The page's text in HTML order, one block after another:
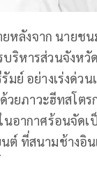
หลังจาก นายช
ริหารส่วนจังหวั
มย์ อย่างเร่งด่ว
วยภาวะฮีทสโตร
นอากาศร้อนจัดเ
ต์ ที่สนามช้างอิ